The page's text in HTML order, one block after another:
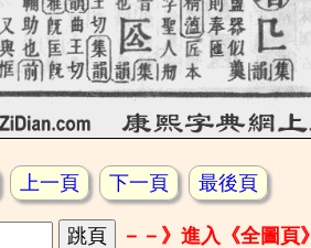
上一頁 下一頁 最後頁
－－》進入《全圖頁》